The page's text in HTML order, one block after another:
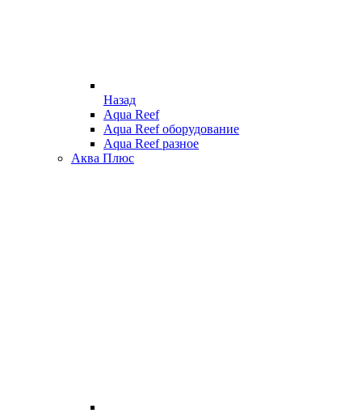
Назад
Aqua Reef
Aqua Reef оборудование
Aqua Reef разное
Аква Плюс